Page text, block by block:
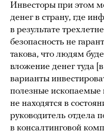
Инвесторы при этом
денег в страну, где
в результате
безопасность не
такова, что людям
вложение денег туда
варианты
полезные ископаемые
не находятся в
руководитель отдела
в консалтинговой